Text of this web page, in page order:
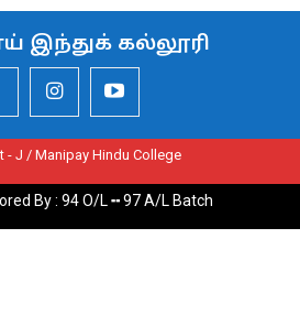
இந்துக் கல்லூரி
- J / Manipay Hindu College
By : 94 O/L ╍ 97 A/L Batch